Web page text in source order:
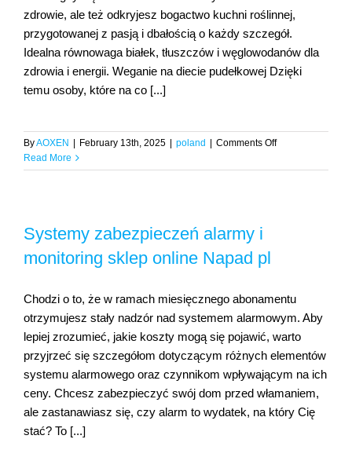
Sklep
komputerowy,
AGD
zdrowie, ale też odkryjesz bogactwo kuchni roślinnej,
przygotowanej z pasją i dbałością o każdy szczegół.
Idealna równowaga białek, tłuszczów i węglowodanów dla
zdrowia i energii. Weganie na diecie pudełkowej Dzięki
temu osoby, które na co [...]
ByAOXEN February 13th, 2025 poland Comments Offon
wegetariańska
Read More
Systemy zabezpieczeń alarmy i
monitoring sklep online Napad pl
Chodzi o to, że w ramach miesięcznego abonamentu
otrzymujesz stały nadzór nad systemem alarmowym. Aby
lepiej zrozumieć, jakie koszty mogą się pojawić, warto
przyjrzeć się szczegółom dotyczącym różnych elementów
systemu alarmowego oraz czynnikom wpływającym na ich
ceny. Chcesz zabezpieczyć swój dom przed włamaniem,
ale zastanawiasz się, czy alarm to wydatek, na który Cię
stać? To [...]